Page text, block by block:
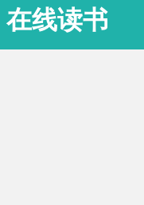
在线读书